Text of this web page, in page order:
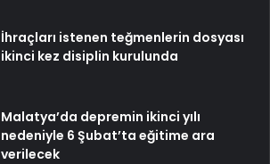
İhraçları istenen teğmenlerin dosyası
ikinci kez disiplin kurulunda
Malatya’da depremin ikinci yılı
nedeniyle 6 Şubat’ta eğitime ara
verilecek